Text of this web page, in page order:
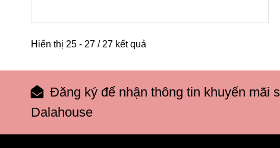
Hiển thị 25 - 27 / 27 kết quả
Đăng ký để nhận thông tin khuyến mãi
Dalahouse